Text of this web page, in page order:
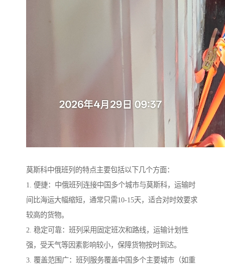
莫斯科中俄班列的特点主要包括以下几个方面：
1. 便捷：中俄班列连接中国多个城市与莫斯科，运输时
间比海运大幅缩短，通常只需10-15天，适合对时效要求
较高的货物。
2. 稳定可靠：班列采用固定班次和路线，运输计划性
强，受天气等因素影响较小，保障货物按时到达。
3. 覆盖范围广：班列服务覆盖中国多个主要城市（如重